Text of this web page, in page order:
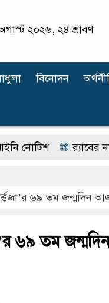
২০২৬, ২৪ শ্রাবণ
বিনোদন
র‍্যাবের নাম
৬৯ তম জন্মদিন
৬৯ তম জন্মদিন